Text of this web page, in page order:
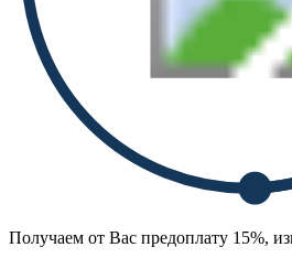
Получаем от Вас предоплату 15%,